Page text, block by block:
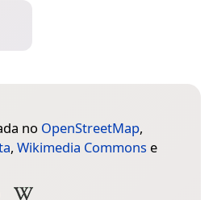
no OpenStreetMap,
, Wikimedia Commons e